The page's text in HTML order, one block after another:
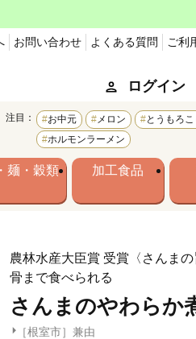
お問い合わせ よくある質問 ご利
ログイン
注目： お中元 メロン とうもろこ
ホルモンラーメン
麺・穀類 加工食品
農林水産大臣賞 受賞〈さんまの
骨まで食べられる
さんまのやわらか
［根室市］兼由